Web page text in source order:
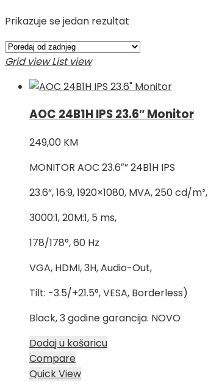
Prikazuje se jedan rezultat
Grid view List view
AOC 24B1H IPS 23.6″ Monitor
249,00 KM
MONITOR AOC 23.6″” 24B1H IPS
23.6“, 16:9, 1920×1080, MVA, 250 cd/m²,
3000:1, 20M:1, 5 ms,
178/178°, 60 Hz
VGA, HDMI, 3H, Audio-Out,
Tilt: -3.5/+21.5°, VESA, Borderless)
Black, 3 godine garancija. NOVO
Dodaj u košaricu
Compare
Quick View